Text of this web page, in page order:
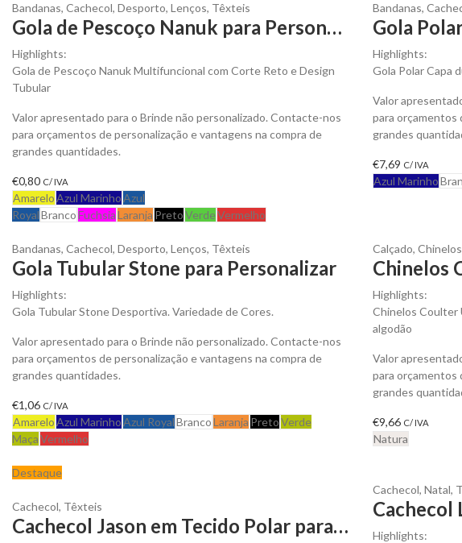
Bandanas, Cachecol, Desporto, Lenços, Têxteis
Gola de Pescoço Nanuk para Personalizar
Highlights:
Gola de Pescoço Nanuk Multifuncional com Corte Reto e Design
Tubular
Valor apresentado para o Brinde não personalizado. Contacte-nos
para orçamentos de personalização e vantagens na compra de
grandes quantidades.
€0,80 C/ IVA
AmareloAzul MarinhoAzul
RoyalBrancoFuchsiaLaranja PretoVerdeVermelho
Bandanas,
Gola
Highlights:
Gola Polar Capa
Valor
para orçamentos
grandes
€7,69 C/ IVA
Azul Marinho
Bandanas, Cachecol, Desporto, Lenços, Têxteis
Gola Tubular Stone para Personalizar
Highlights:
Gola Tubular Stone Desportiva. Variedade de Cores.
Valor apresentado para o Brinde não personalizado. Contacte-nos
para orçamentos de personalização e vantagens na compra de
grandes quantidades.
€1,06 C/ IVA
AmareloAzul MarinhoAzul RoyalBrancoLaranja PretoVerde
MaçaVermelho
Calçado, Chinelos
Highlights:
Chinelos Coulter
algodão
Valor
para orçamentos
grandes
€9,66 C/ IVA
Natura
Destaque
Cachecol, Têxteis
Cachecol Jason em Tecido Polar para Personalizar
Cachecol, Natal,
Highlights: